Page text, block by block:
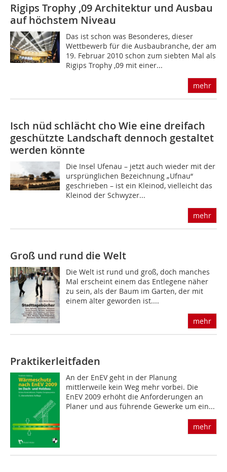
Rigips Trophy ‚09Architektur und Ausbau
auf höchstem Niveau
Das ist schon was Besonderes, dieser
Wettbewerb für die Ausbaubranche, der am
19. Februar 2010 schon zum siebten Mal als
Rigips Trophy ,09 mit einer...
mehr
Isch nüd schlächt choWie eine dreifach
geschützte Landschaft dennoch gestaltet
werden könnte
Die Insel Ufenau – jetzt auch wieder mit der
ursprünglichen Bezeichnung „Ufnau“
geschrieben – ist ein Kleinod, vielleicht das
Kleinod der Schwyzer...
mehr
Groß und rund die Welt
Die Welt ist rund und groß, doch manches
Mal erscheint einem das Entlegene näher
zu sein, als der Baum im Garten, der mit
einem älter geworden ist....
mehr
Praktikerleitfaden
An der EnEV geht in der Planung
mittlerweile kein Weg mehr vorbei. Die
EnEV 2009 erhöht die Anforderungen an
Planer und aus führende Gewerke um ein...
mehr